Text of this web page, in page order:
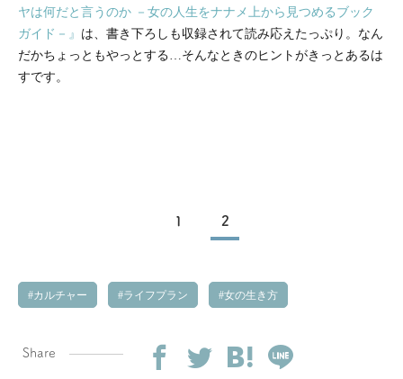
ヤは何だと言うのか －女の人生をナナメ上から見つめるブック
ガイド－』 は、書き下ろしも収録されて読み応えたっぷり。なん
だかちょっともやっとする…そんなときのヒントがきっとあるは
すです。
1 2
カルチャー ライフプラン 女の生き方
Share